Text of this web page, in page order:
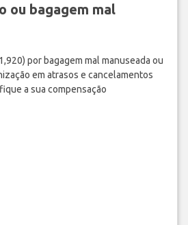
ou bagagem mal
por bagagem mal manuseada ou
em atrasos e cancelamentos
a sua compensação